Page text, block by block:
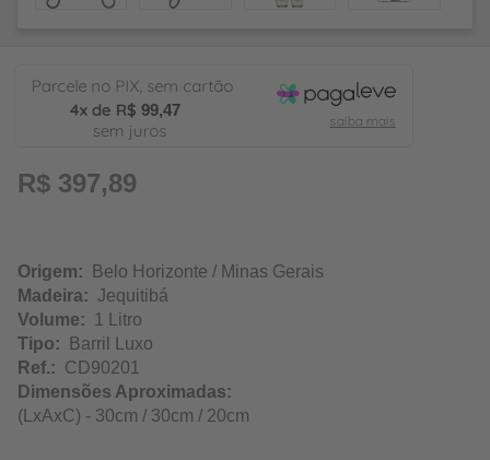
99,47
R$ 397,89
Origem: Belo Horizonte / Minas Gerais
Madeira: Jequitibá
Volume: 1 Litro
Tipo: Barril Luxo
Ref.: CD90201
Dimensões Aproximadas:
(LxAxC) - 30cm / 30cm / 20cm